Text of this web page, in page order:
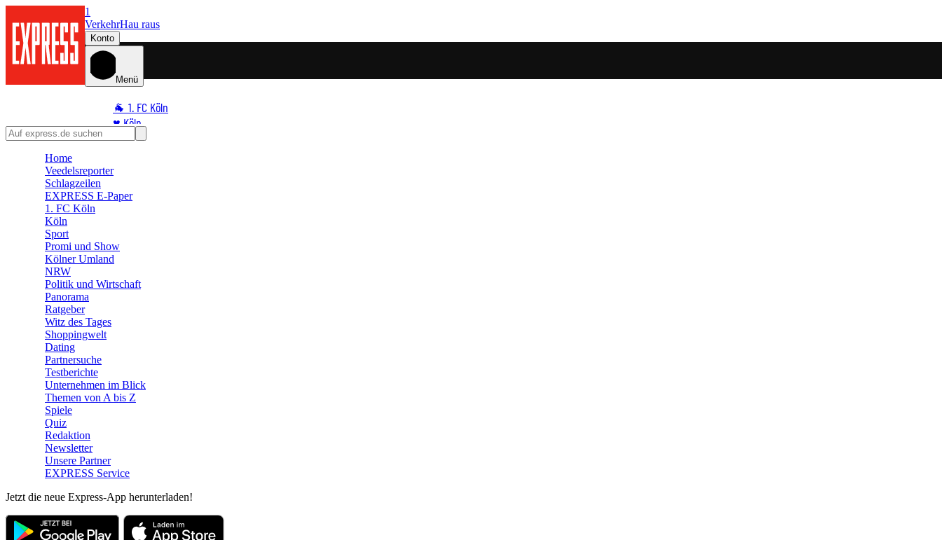
1
VerkehrHau raus
Konto
Menü
🐐 1. FC Köln
♥️ Köln
⭐ Promi
🛒 Shoppingwelt
🧩 Spiele
Home
Veedelsreporter
Schlagzeilen
EXPRESS E-Paper
1. FC Köln
Köln
Sport
Promi und Show
Kölner Umland
NRW
Politik und Wirtschaft
Panorama
Ratgeber
Witz des Tages
Shoppingwelt
Dating
Partnersuche
Testberichte
Unternehmen im Blick
Themen von A bis Z
Spiele
Quiz
Redaktion
Newsletter
Unsere Partner
EXPRESS Service
Jetzt die neue Express-App herunterladen!